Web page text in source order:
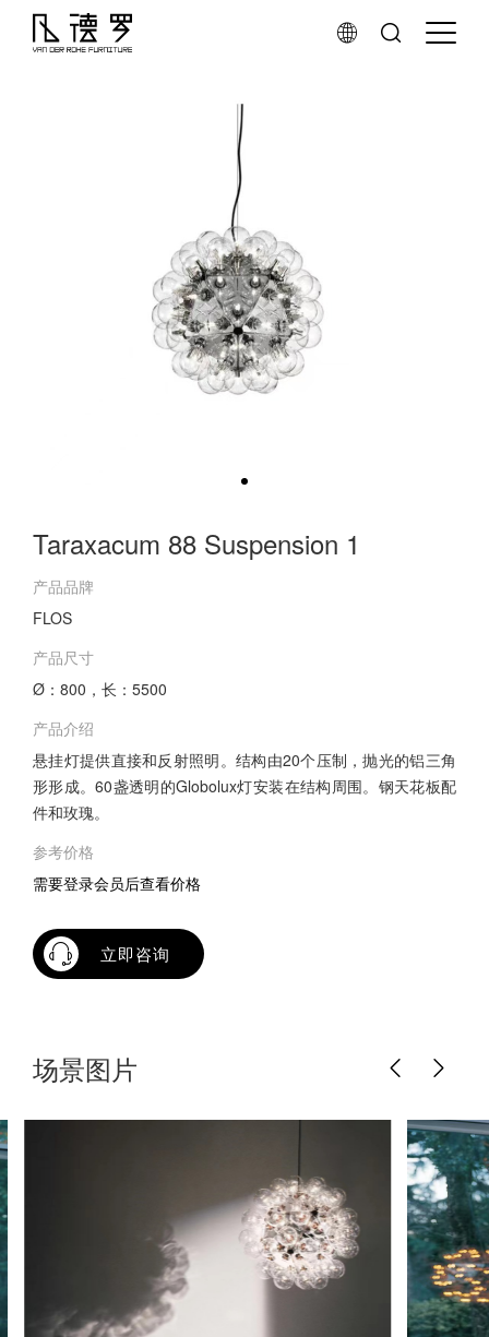
Taraxacum 88 Suspension 1
产品品牌
FLOS
产品尺寸
Ø：800，长：5500
产品介绍
悬挂灯提供直接和反射照明。结构由20个压制，抛光的铝三角
形形成。60盏透明的Globolux灯安装在结构周围。钢天花板配
件和玫瑰。
参考价格
需要登录会员后查看价格
立即咨询
场景图片